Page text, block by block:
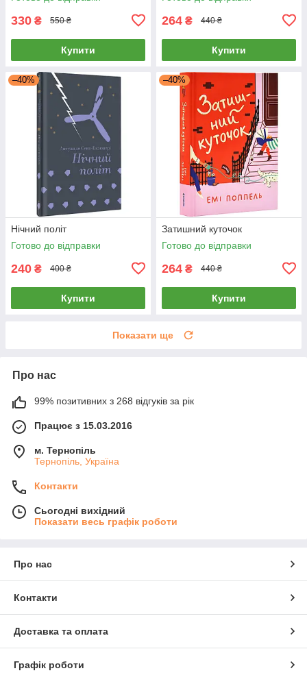
330 ₴ 550 ₴
Купити
264 ₴ 440 ₴
Купити
–40%
Нічний політ
Готово до відправки
240 ₴ 400 ₴
Купити
–40%
Затишний куточок
Готово до відправки
264 ₴ 440 ₴
Купити
Показати ще
Про нас
99% позитивних з 268 відгуків за рік
Працює з 15.03.2016
м. Тернопіль
Тернопіль, Україна
Контакти
Сьогодні вихідний
Показати весь графік роботи
Про нас
Контакти
Доставка та оплата
Графік роботи